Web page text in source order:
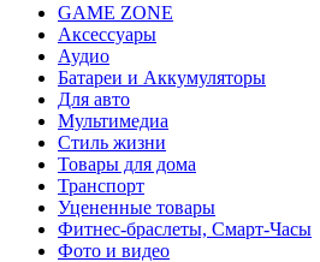
GAME ZONE
Аксессуары
Аудио
Батареи и Аккумуляторы
Для авто
Мультимедиа
Стиль жизни
Товары для дома
Транспорт
Уцененные товары
Фитнес-браслеты, Смарт-Часы
Фото и видео